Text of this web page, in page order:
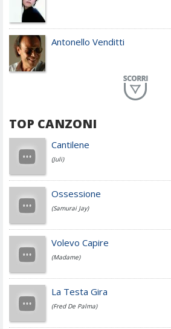
Antonello Venditti
Achille Lauro
Cesare Cremonini
Jovanotti
Fedez
TOP CANZONI
Cantilene
(Juli)
Ossessione
(Samurai Jay)
Volevo Capire
(Madame)
La Testa Gira
(Fred De Palma)